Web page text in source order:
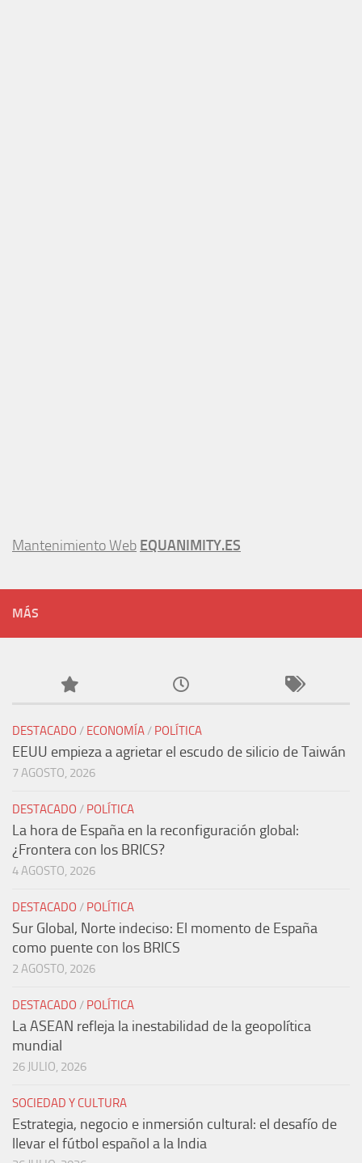
Mantenimiento Web EQUANIMITY.ES
MÁS
DESTACADO / ECONOMÍA/ POLÍTICA
EEUU empieza a agrietar el escudo de silicio de Taiwán
7 AGOSTO, 2026
DESTACADO / POLÍTICA
La hora de España en la reconfiguración global:
¿Frontera con los BRICS?
4 AGOSTO, 2026
DESTACADO / POLÍTICA
Sur Global, Norte indeciso: El momento de España
como puente con los BRICS
2 AGOSTO, 2026
DESTACADO / POLÍTICA
La ASEAN refleja la inestabilidad de la geopolítica
mundial
26 JULIO, 2026
SOCIEDAD Y CULTURA
Estrategia, negocio e inmersión cultural: el desafío de
llevar el fútbol español a la India